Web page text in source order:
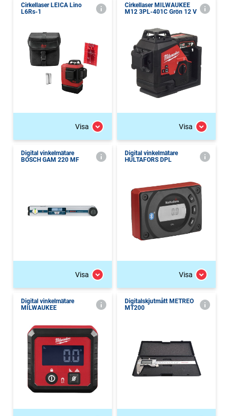
Cirkellaser LEICA Lino
L6Rs-1
Visa
Cirkellaser MILWAUKEE
M12 3PL-401C Grön 12 V
Visa
Digital vinkelmätare
BOSCH GAM 220 MF
Visa
Digital vinkelmätare
HULTAFORS DPL
Visa
Digital vinkelmätare
MILWAUKEE
Digitalskjutmått METREO
MT200